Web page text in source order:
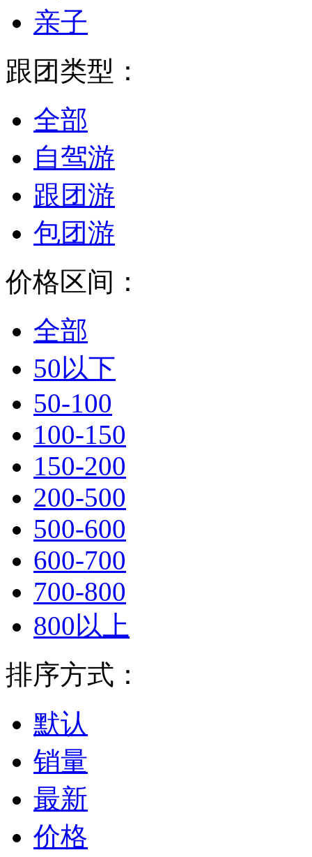
亲子
跟团类型：
全部
自驾游
跟团游
包团游
价格区间：
全部
50以下
50-100
100-150
150-200
200-500
500-600
600-700
700-800
800以上
排序方式：
默认
销量
最新
价格